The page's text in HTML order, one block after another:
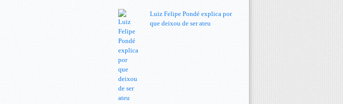
Luiz Felipe Pondé explica por
que deixou de ser ateu